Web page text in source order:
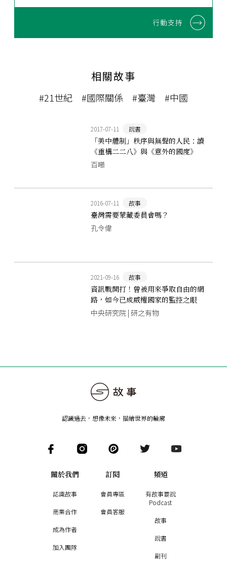
行動支持
相關故事
#21世紀 #國際關係 #臺灣 #中國
2017-07-11 說書
「美中體制」秩序與無聲的人民：讀
《重構二二八》與《意外的國度》
百噸
2016-07-11 故事
臺灣需要蒙藏委員會嗎？
孔令偉
2021-09-16 故事
資訊戰開打！曾被用來爭取自由的網
路，如今已成威權國家的監控之眼
中央研究院 | 研之有物
認識過去，想像未來 ， 描繪世界的輪廓
關於我們
認識故事
商業合作
成為作者
加入團隊
訂閱
會員專區
會員客服
頻道
有故事要說
Podcast
故事
說書
副刊